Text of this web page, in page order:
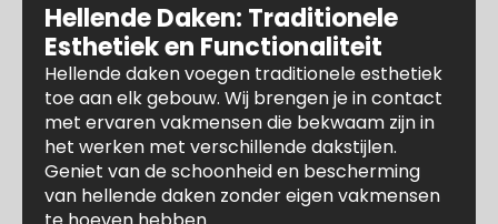
Hellende Daken: Traditionele
Esthetiek en Functionaliteit
Hellende daken voegen traditionele esthetiek
toe aan elk gebouw. Wij brengen je in contact
met ervaren vakmensen die bekwaam zijn in
het werken met verschillende dakstijlen.
Geniet van de schoonheid en bescherming
van hellende daken zonder eigen vakmensen